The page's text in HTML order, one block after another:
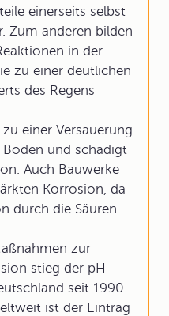
einerseits selbst
Zum anderen bilden
in der
zu einer deutlichen
des Regens
einer Versauerung
und schädigt
Auch Bauwerke
Korrosion, da
durch die Säuren
zur
stieg der pH-
seit 1990
ist der Eintrag